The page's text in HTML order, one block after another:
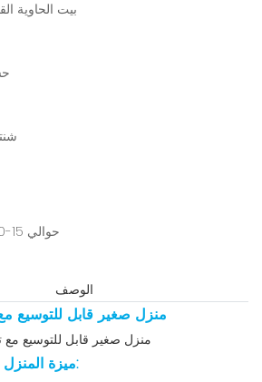
بيت الحاوية
حوالي 15-20 يوم عمل
الوصف
منزل صغير قابل للتوسيع
ميزة المنزل الصغير القابل للتوسيع: